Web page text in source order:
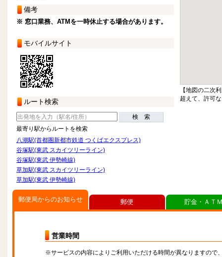
備考
※ 窓口業務、ATMを一時休止する場合があります。
モバイルサイト
ルート検索
検 索
最寄り駅からルートを検索
八潮駅(首都圏新都市鉄道 つくばエクスプレス)
谷塚駅(東武 スカイツリーライン)
谷塚駅(東武 伊勢崎線)
草加駅(東武 スカイツリーライン)
草加駅(東武 伊勢崎線)
【地図の二次
超えて、許可
郵便局からのお知らせ
営業時間
※サービスの内容によりご利用いただける時間が異なりますので
郵便 貯金・ＡＴ